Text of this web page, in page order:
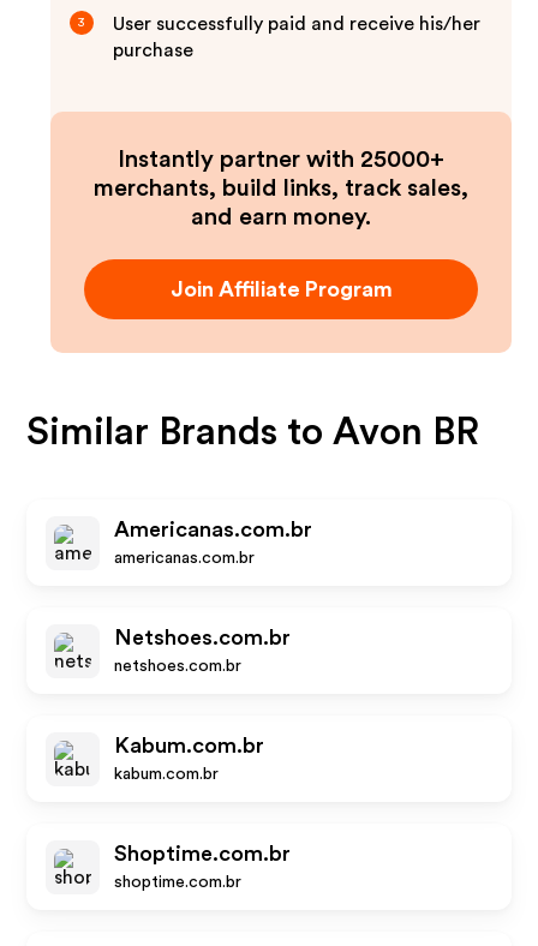
3
User successfully paid and receive his/her
purchase
Instantly partner with 25000+
merchants, build links, track sales,
and earn money.
Join Affiliate Program
Similar Brands toAvon BR
Americanas.com.br
americanas.com.br
Netshoes.com.br
netshoes.com.br
Kabum.com.br
kabum.com.br
Shoptime.com.br
shoptime.com.br